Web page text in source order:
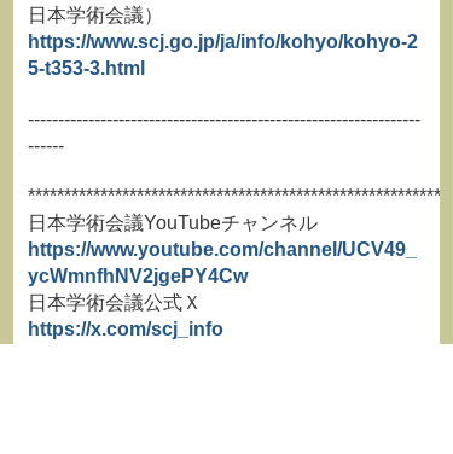
日本学術会議）
https://www.scj.go.jp/ja/info/kohyo/kohyo-2
5-t353-3.html
-----------------------------------------------------------------
------
日本学術会議YouTubeチャンネル
https://www.youtube.com/channel/UCV49_
ycWmnfhNV2jgePY4Cw
日本学術会議公式Ｘ
https://x.com/scj_info